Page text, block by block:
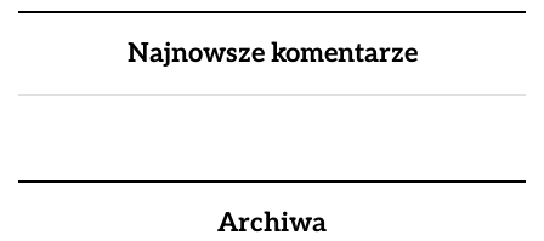
Najnowsze komentarze
Archiwa